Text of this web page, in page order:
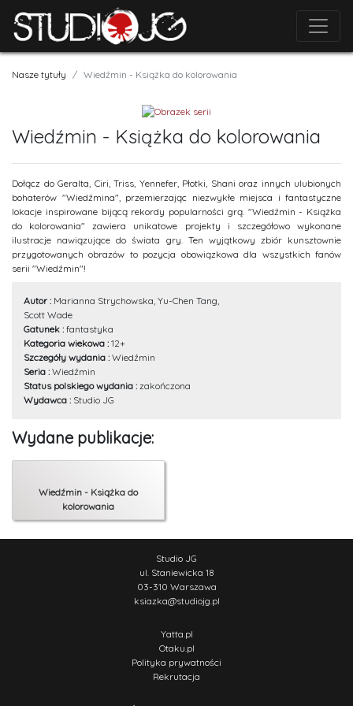
Nasze tytuły Wiedźmin - Książka do kolorowania
Wiedźmin - Książka do kolorowania
Dołącz do Geralta, Ciri, Triss, Yennefer, Płotki, Shani oraz innych ulubionych
bohaterów "Wiedźmina", przemierzając niezwykłe miejsca i fantastyczne
lokacje inspirowane bijącą rekordy popularności grą. "Wiedźmin - Książka
do kolorowania" zawiera unikatowe projekty i szczegółowo wykonane
ilustracje nawiązujące do świata gry. Ten wyjątkowy zbiór kunsztownie
przygotowanych obrazów to pozycja obowiązkowa dla wszystkich fanów
serii "Wiedźmin"!
Autor : Marianna Strychowska, Yu-Chen Tang,
Scott Wade
Gatunek : fantastyka
Kategoria wiekowa : 12+
Szczegóły wydania : Wiedźmin
Seria : Wiedźmin
Status polskiego wydania : zakończona
Wydawca : Studio JG
Wydane publikacje:
Wiedźmin - Książka do
kolorowania
Studio JG
ul. Staniewicka 18
03-310 Warszawa
ksiazka@studiojg.pl
Yatta.pl
Otaku.pl
Polityka prywatności
Rekrutacja